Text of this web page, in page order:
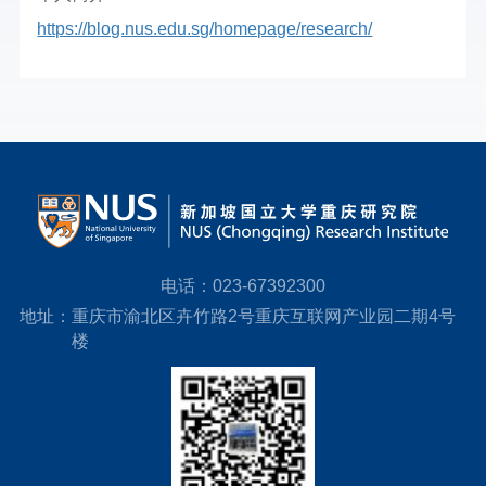
https://blog.nus.edu.sg/homepage/research/
电话： 023-67392300
地址： 重庆市渝北区卉竹路2号重庆互联网产业园二期4号
楼